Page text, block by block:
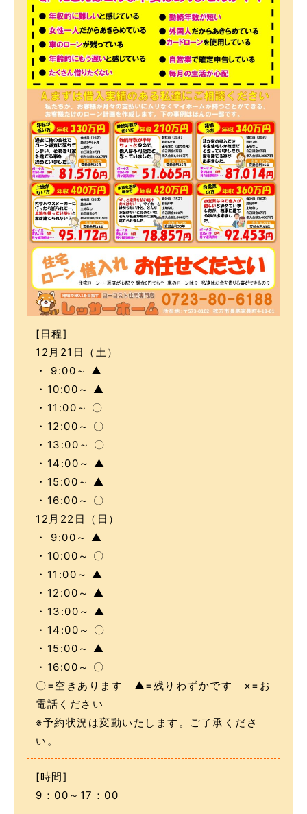
[日程]
12月21日（土）
・ 9:00～ ▲
・10:00～ ▲
・11:00～ 〇
・12:00～ 〇
・13:00～ 〇
・14:00～ ▲
・15:00～ ▲
・16:00～ 〇
12月22日（日）
・ 9:00～ ▲
・10:00～ 〇
・11:00～ ▲
・12:00～ ▲
・13:00～ ▲
・14:00～ 〇
・15:00～ ▲
・16:00～ 〇
〇=空きあります ▲=残りわずかです ×=お
電話ください
※予約状況は変動いたします。ご了承くださ
い。
[時間]
9：00～17：00